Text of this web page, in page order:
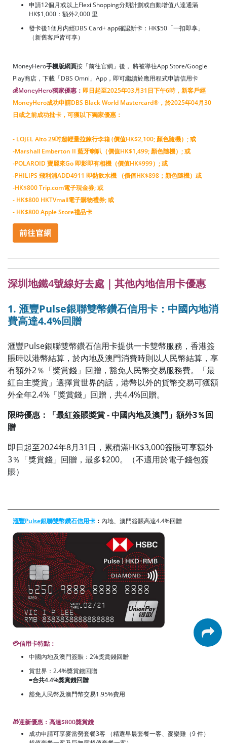
申請12個月或以上Flexi Shopping分期計劃或自動增值八達通滿
HK$1,000：額外2,000 里
發卡後1個月内經DBS Card+ app確認新卡：HK$50「一扣即享」
（新舊客戶皆可享）
MoneyHero手機版網頁按「前往官網」後， 將被導往App Store/Google
Play商店，下載「DBS Omni」App，即可繼續於應用程式申請信用卡
💰MoneyHero獨家優惠： 即日起至2025年03月31日下午6時，新客戶經
MoneyHero成功申請DBS Black World Mastercard®，於2025年04月30
日或之前成功批卡，可獲以下獨家優惠：
- LOJEL Alto 29吋超輕量拉鍊行李箱 (價值HK$2,100; 顏色隨機）;或
-Marshall Emberton II 藍牙喇叭（價值HK$1,499; 顏色隨機）;或
-POLAROID 寶麗來Go 即影即有相機（價值HK$999）;或
-PHILIPS 飛利浦ADD4911 即熱飲水機 （價值HK$898；顏色隨機） 或
-HK$800 Trip.com電子現金券; 或
- HK$800 HKTVmall電子購物禮券; 或
- HK$800 Apple Store禮品卡
深圳地鐵4號線好去處｜其他內地信用卡優惠
1. 滙豐Pulse銀聯雙幣鑽石信用卡：中國內地消
費高達4.4%回贈
滙豐Pulse銀聯雙幣鑽石信用卡提供一卡雙幣服務，香港簽
賬時以港幣結算，於內地及澳門消費時則以人民幣結算，享
有額外2％「獎賞錢」回贈，豁免人民幣交易服務費。「最
紅自主獎賞」選擇賞世界的話，港幣以外的貨幣交易可獲額
外全年2.4%「獎賞錢」回贈， 共4.4%回贈。
限時優惠：「最紅簽賬獎賞 - 中國內地及澳門」額外3％回
贈
即日起至2024年8月31日，累積滿HK$3,000簽賬可享額外
3％「獎賞錢」回贈 ，最多$200。（不適用於電子錢包簽
賬）
滙豐Pulse銀聯雙幣鑽石信用卡 ： 內地、澳門簽賬高達4.4%回贈
💳信用卡特點：
中國內地及澳門簽賬：2%獎賞錢回贈
賞世界：2.4%獎賞錢回贈
=合共4.4%獎賞錢回贈
豁免人民幣及澳門幣交易1.95%費用
🎁迎新優惠：高達$800獎賞錢
成功申請可享麥當勞套餐3客 （精選早晨套餐一客、麥樂雞（9 件）